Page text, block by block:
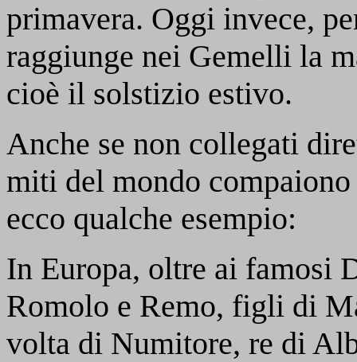
primavera. Oggi invece,
raggiunge nei Gemelli la
cioè il solstizio estivo.
Anche se non collegati
miti del mondo
ecco qualche esempio:
In Europa, oltre ai famosi
Romolo e Remo, figli di
volta di Numitore, re di